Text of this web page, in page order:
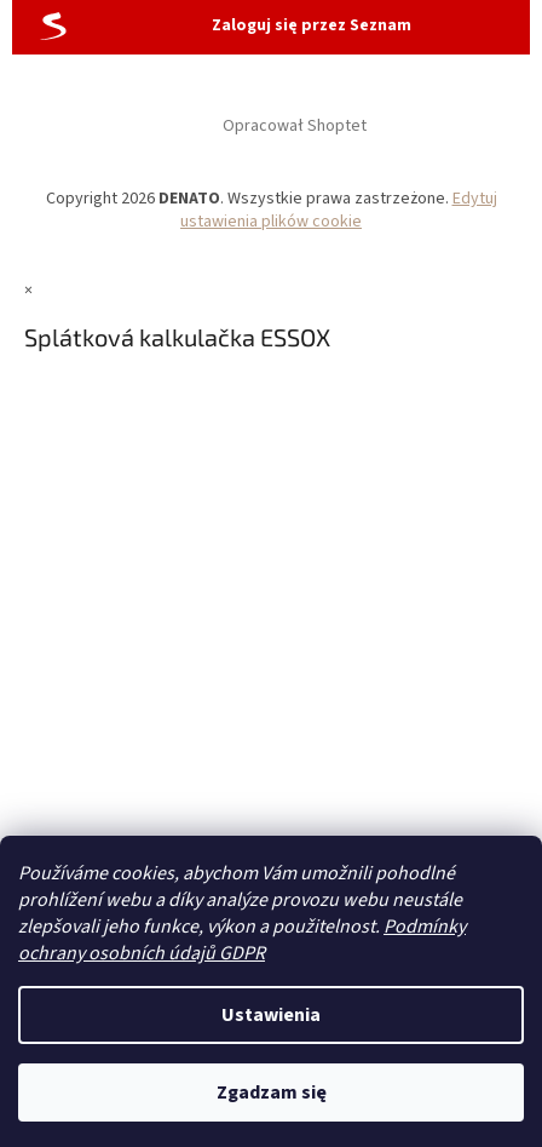
Používáme cookies, abychom Vám umožnili pohodlné
prohlížení webu a díky analýze provozu webu neustále
zlepšovali jeho funkce, výkon a použitelnost. Podmínky
ochrany osobních údajů GDPR
Ustawienia
Zgadzam się
Zaloguj się przez Seznam
Opracował Shoptet
Copyright 2026 DENATO. Wszystkie prawa zastrzeżone.Edytuj
ustawienia plików cookie
×
Splátková kalkulačka ESSOX
Newsletter